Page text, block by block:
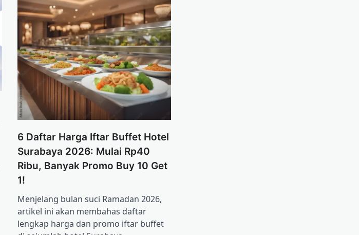
6 Daftar Harga Iftar Buffet Hotel
Surabaya 2026: Mulai Rp40
Ribu, Banyak Promo Buy 10 Get
1!
Menjelang bulan suci Ramadan 2026,
artikel ini akan membahas daftar
lengkap harga dan promo iftar buffet